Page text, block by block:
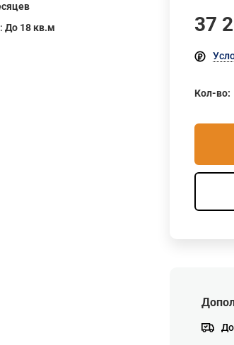
До 18 кв.м 37
Кол-во: